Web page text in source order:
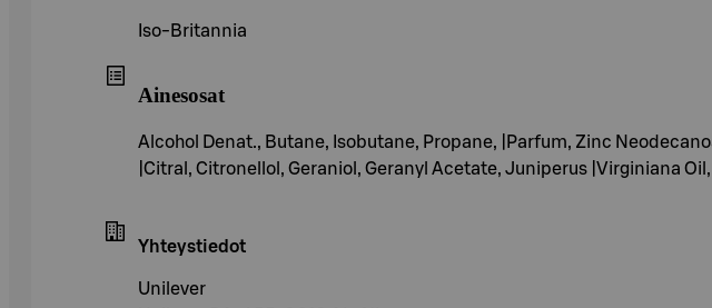
Iso-Britannia
Ainesosat
Alcohol Denat., Butane, Isobutane, Propane, |Parfum, Zinc
|Citral, Citronellol, Geraniol, Geranyl Acetate, Juniperus |Virginiana
Yhteystiedot
Unilever